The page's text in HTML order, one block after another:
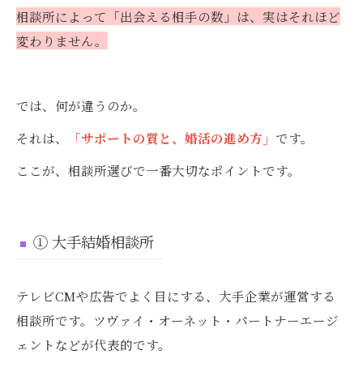
相談所によって「出会える相手の数」は、実はそれほど
変わりません。
では、何が違うのか。
それは、
「サポートの質と、婚活の進め方」 です。
ここが、相談所選びで一番大切なポイントです。
① 大手結婚相談所
テレビCMや広告でよく目にする、大手企業が運営する
相談所です。ツヴァイ・オーネット・パートナーエージ
ェントなどが代表的です。